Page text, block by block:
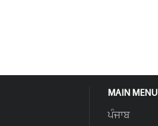
MAIN MENU
ਪੰਜਾਬ